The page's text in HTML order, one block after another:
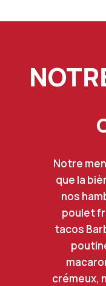
Notre
que la
nos
poulet
tacos
crémeux,